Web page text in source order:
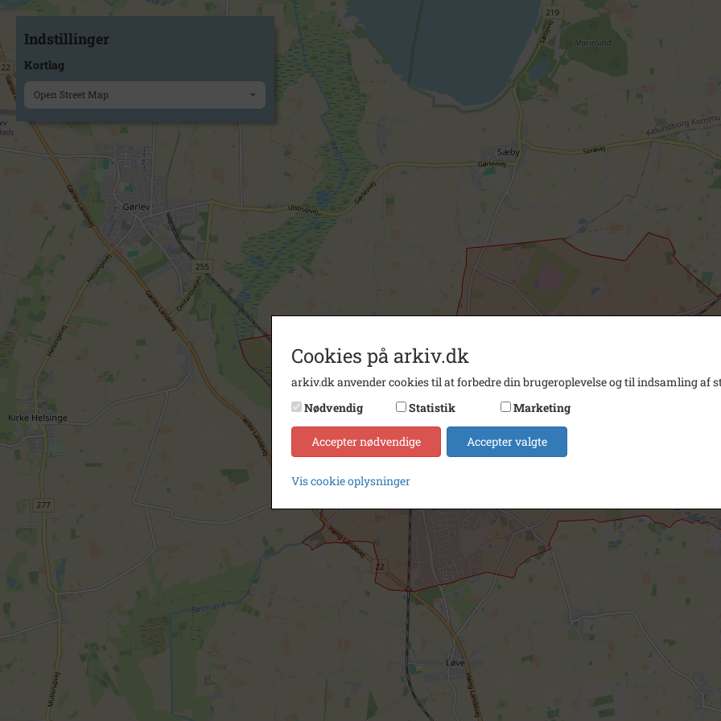
Indstillinger
Kortlag
Open Street Map
Cookies på arkiv.dk
arkiv.dk anvender cookies til at forbedre din brugeroplevelse og til indsamling af
Nødvendig
Statistik Marketing
Accepter nødvendige Accepter valgte
Vis cookie oplysninger